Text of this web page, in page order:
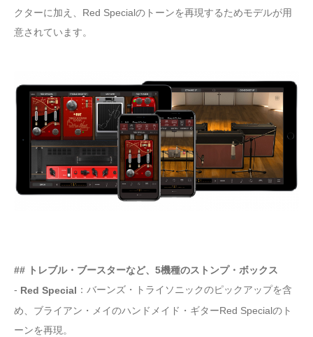
クターに加え、Red Specialのトーンを再現するためモデルが用
意されています。
## トレブル・ブースターなど、5機種のストンプ・ボックス
- Red Special
：バーンズ・トライソニックのピックアップを含
め、ブライアン・メイのハンドメイド・ギターRed Specialのト
ーンを再現。